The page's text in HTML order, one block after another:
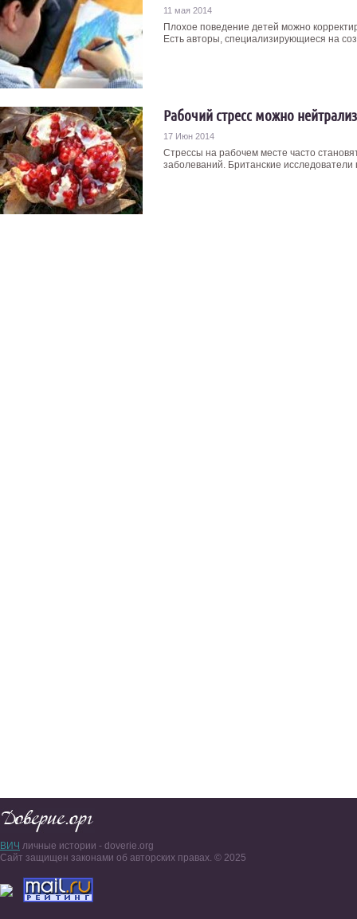
11 мая 2014
Плохое поведение детей можно
Есть авторы, специализирующиеся на
Рабочий стресс можно
17 Июн 2014
Стрессы на рабочем месте часто
заболеваний. Британские исследователи
ВИЧ личные истории - doverie.org
Сайт защищен законами об авторских правах. © 2025